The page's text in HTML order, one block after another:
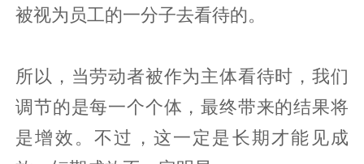
被视为员工的一分子去看待的。
所以，当劳动者被作为主体看待时，我们
调节的是每一个个体，最终带来的结果将
是增效。不过，这一定是长期才能见成